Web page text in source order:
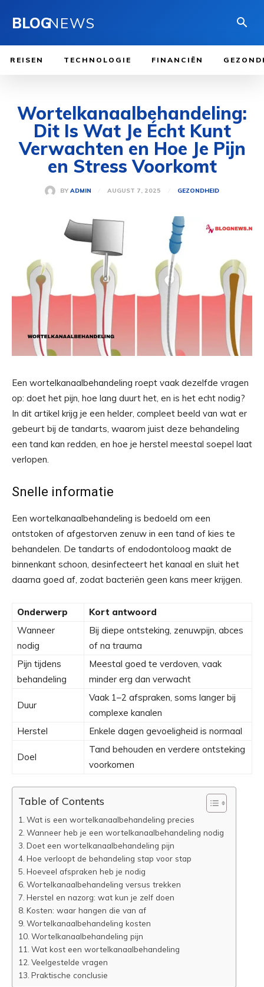
BLOGNEWS
REISEN TECHNOLOGIE FINANCIËN
Wortelkanaalbehandeling:
Dit Is Wat Je Écht Kunt
Verwachten en Hoe Je Pijn
en Stress Voorkomt
BY ADMIN AUGUST 7, 2025 GEZONDHEID
Een wortelkanaalbehandeling roept vaak dezelfde vragen
op: doet het pijn, hoe lang duurt het, en is het echt nodig?
In dit artikel krijg je een helder, compleet beeld van wat er
gebeurt bij de tandarts, waarom juist deze behandeling
een tand kan redden, en hoe je herstel meestal soepel laat
verlopen.
Snelle informatie
Een wortelkanaalbehandeling is bedoeld om een
ontstoken of afgestorven zenuw in een tand of kies te
behandelen. De tandarts of endodontoloog maakt de
binnenkant schoon, desinfecteert het kanaal en sluit het
daarna goed af, zodat bacteriën geen kans meer krijgen.
Onderwerp
Kort antwoord
Wanneer
nodig
Bij diepe ontsteking, zenuwpijn, abces
of na trauma
Pijn tijdens
behandeling
Meestal goed te verdoven, vaak
minder erg dan verwacht
Duur
Vaak 1–2 afspraken, soms langer bij
complexe kanalen
Herstel
Enkele dagen gevoeligheid is normaal
Doel
Tand behouden en verdere ontsteking
voorkomen
Table of Contents
Wat is een wortelkanaalbehandeling precies
Wanneer heb je een wortelkanaalbehandeling nodig
Doet een wortelkanaalbehandeling pijn
Hoe verloopt de behandeling stap voor stap
Hoeveel afspraken heb je nodig
Wortelkanaalbehandeling versus trekken
Herstel en nazorg: wat kun je zelf doen
Kosten: waar hangen die van af
Wortelkanaalbehandeling kosten
Wortelkanaalbehandeling pijn
Wat kost een wortelkanaalbehandeling
Veelgestelde vragen
Praktische conclusie